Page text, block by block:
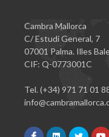
Cambra Mallorca
C/ Estudi General, 7
07001 Palma. Illes
CIF: Q-0773001C
Tel. (+34) 971 71 01